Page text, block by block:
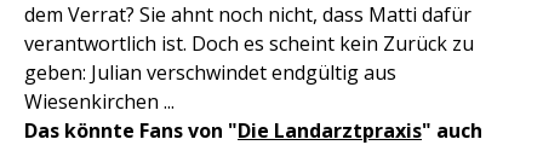
dem Verrat? Sie ahnt noch nicht, dass Matti dafür
verantwortlich ist. Doch es scheint kein Zurück zu
geben: Julian verschwindet endgültig aus
Wiesenkirchen ...
Das könnte Fans von "Die Landarztpraxis" auch